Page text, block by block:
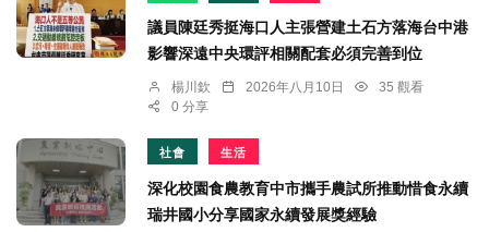
議員陳廷秀挺海口人主張營建土石方落海台中港
影響深遠中央環評相關配套必須完善到位
楊川欽 2026年八月10日
35 觀看
0 分享
社會 生活
深化校園食農教育中市攜手農試所推動惜食永續
瑞井國小分享國家永續發展獎經驗